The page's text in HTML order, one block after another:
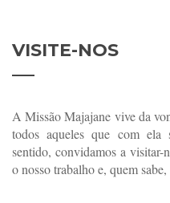
VISITE-NOS
A Missão Majajane vive da
todos aqueles que com ela
sentido, convidamos a visitar-
o nosso trabalho e, quem